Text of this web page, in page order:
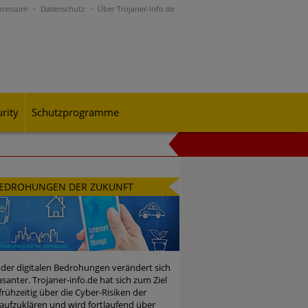
Datenschutz Über Trojaner-Info.de
Schutzprogramme
Engineering-Betrugsmaschen und
– was CISOs jetzt für
Bedrohungspotential nicht
DER ZUKUNFT
digitalen Bedrohungen verändert sich
Trojaner-info.de hat sich zum Ziel
über die Cyber-Risiken der
und wird fortlaufend über